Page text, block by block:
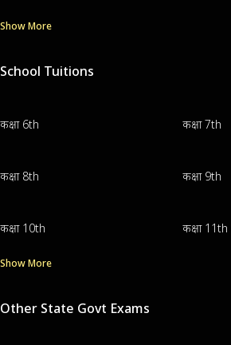
Show More
School Tuitions
कक्षा 6th कक्षा 7th
कक्षा 8th कक्षा 9th
कक्षा 10th कक्षा 11th
Show More
Other State Govt Exams